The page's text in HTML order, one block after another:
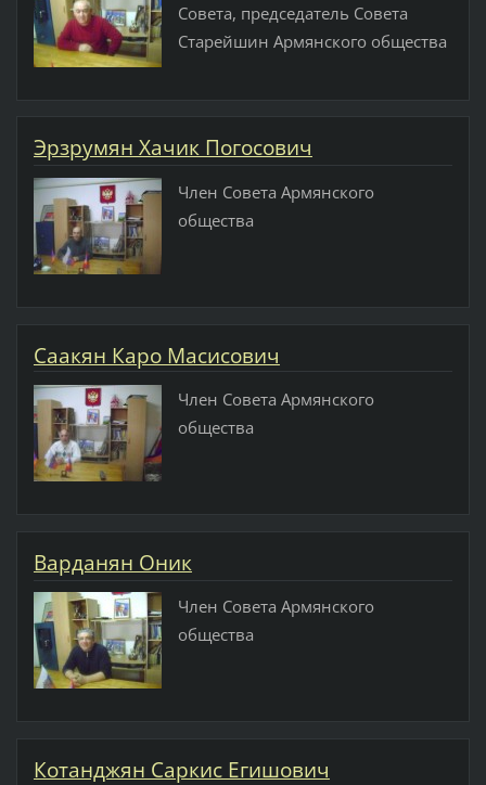
Совета, председатель Совета
Старейшин Армянского общества
Эрзрумян Хачик Погосович
Член Совета Армянского
общества
Саакян Каро Масисович
Член Совета Армянского
общества
Варданян Оник
Член Совета Армянского
общества
Котанджян Саркис Егишович